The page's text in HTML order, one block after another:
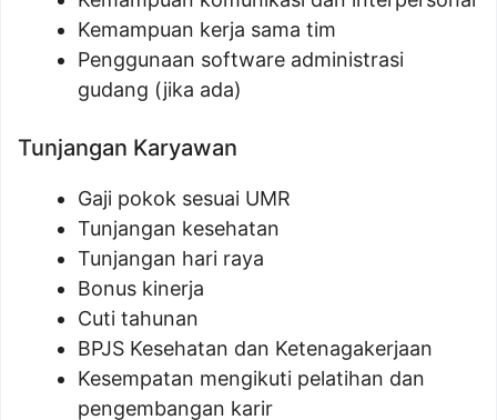
Kemampuan kerja sama tim
Penggunaan software administrasi
gudang (jika ada)
Tunjangan Karyawan
Gaji pokok sesuai UMR
Tunjangan kesehatan
Tunjangan hari raya
Bonus kinerja
Cuti tahunan
BPJS Kesehatan dan Ketenagakerjaan
Kesempatan mengikuti pelatihan dan
pengembangan karir